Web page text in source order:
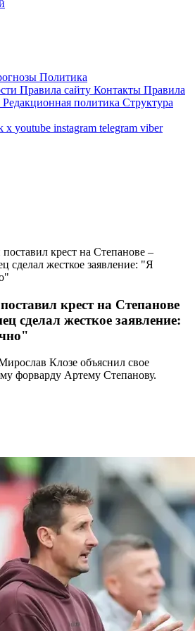
Политика
Правила сайту Контакты Правила
Редакционная политика Структура
x youtube instagram telegram viber
крест на Степанове –
сделал жесткое заявление: "Я
крест на Степанове
сделал жесткое заявление:
Клозе объяснил свое
форварду Артему Степанову.